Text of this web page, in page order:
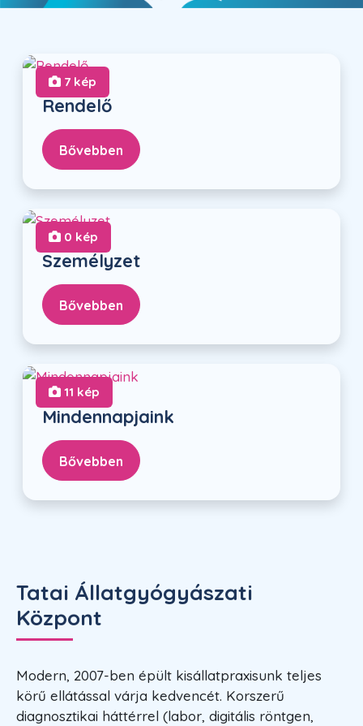
7 kép
Rendelő
Bővebben
0 kép
Személyzet
Bővebben
11 kép
Mindennapjaink
Bővebben
Tatai Állatgyógyászati
Központ
Modern, 2007-ben épült kisállatpraxisunk teljes
körű ellátással várja kedvencét. Korszerű
diagnosztikai háttérrel (labor, digitális röntgen,